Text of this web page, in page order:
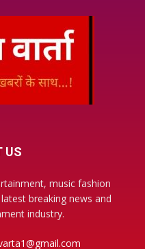
US
music fashion
breaking news and
industry.